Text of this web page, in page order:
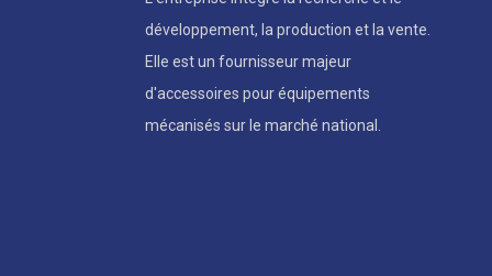
développement, la production et la vente.
Elle est un fournisseur majeur
d'accessoires pour équipements
mécanisés sur le marché national.